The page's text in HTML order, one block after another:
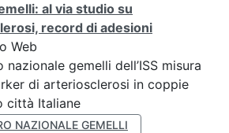
al via studio su
record di adesioni
Web
nazionale gemelli dell’ISS misura
di arteriosclerosi in coppie
città Italiane
NAZIONALE GEMELLI